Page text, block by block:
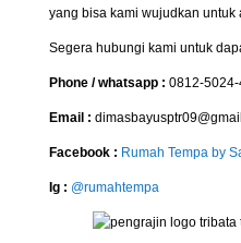
yang bisa kami wujudkan untuk
Segera hubungi kami untuk
Phone / whatsapp : 0812-
Email :
Facebook : Rumah Tempa by
Ig : @rumahtempa